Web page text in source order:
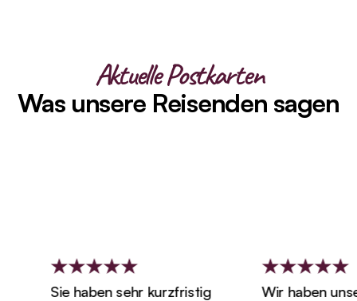
Aktuelle Postkarten
Was unsere Reisenden sagen
Sie haben sehr kurzfristig
Wir haben